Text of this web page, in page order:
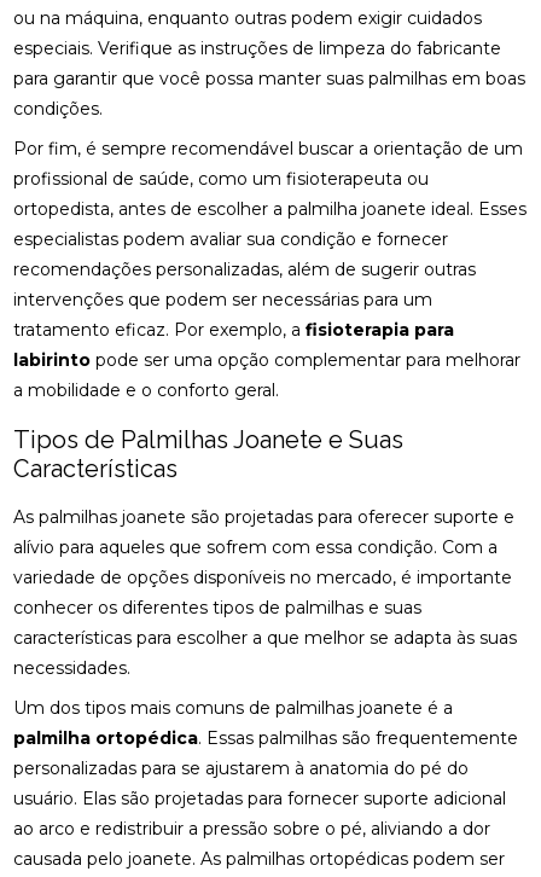
ou na máquina, enquanto outras podem exigir cuidados
especiais. Verifique as instruções de limpeza do fabricante
para garantir que você possa manter suas palmilhas em boas
condições.
Por fim, é sempre recomendável buscar a orientação de um
profissional de saúde, como um fisioterapeuta ou
ortopedista, antes de escolher a palmilha joanete ideal. Esses
especialistas podem avaliar sua condição e fornecer
recomendações personalizadas, além de sugerir outras
intervenções que podem ser necessárias para um
tratamento eficaz. Por exemplo, afisioterapia para
labirinto pode ser uma opção complementar para melhorar
a mobilidade e o conforto geral.
Tipos de Palmilhas Joanete e Suas
Características
As palmilhas joanete são projetadas para oferecer suporte e
alívio para aqueles que sofrem com essa condição. Com a
variedade de opções disponíveis no mercado, é importante
conhecer os diferentes tipos de palmilhas e suas
características para escolher a que melhor se adapta às suas
necessidades.
Um dos tipos mais comuns de palmilhas joanete é a
palmilha ortopédica. Essas palmilhas são frequentemente
personalizadas para se ajustarem à anatomia do pé do
usuário. Elas são projetadas para fornecer suporte adicional
ao arco e redistribuir a pressão sobre o pé, aliviando a dor
causada pelo joanete. As palmilhas ortopédicas podem ser
DESCUBRA A ACUPUNTURA RJ: BENEFÍCIOS E
PRÁTICAS
PLANTAR PODE ALIVIAR SUAS DORES
DESCUBRA COMO A QUIROPRAXIA E A
FISIOTERAPIA PODEM TRANSFORMAR SUA SAÚDE
DESCUBRA COMO UM QUIROPRATA PODE
TRANSFORMAR SUA SAÚDE
DESCUBRA O PREÇO DA PALMILHA ORTOPÉDICA E
COMO ESCOLHER A IDEAL
DESCUBRA O PREÇO DA PALMILHA ORTOPÉDICA E
DESCUBRA O PREÇO DA PALMILHA PARA PÉ CHATO
DESCUBRA O PREÇO DA PALMILHA SOB MEDIDA: 6
FATORES IMPORTANTES
DESCUBRA O PREÇO DA PALMILHA SOB MEDIDA: 6
FATORES QUE INFLUENCIAM
FASCITE PLANTAR E COMO ESCOLHER A IDEAL
DESCUBRA ONDE FAZER FISIOTERAPIA
RESPIRATÓRIA COM QUALIDADE E SEGURANÇA
DESCUBRA OS BENEFÍCIOS DA ACUPUNTURA RJ
PARA A SUA SAÚDE